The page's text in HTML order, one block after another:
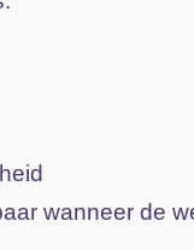
wanneer de